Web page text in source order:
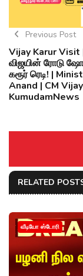
Previous Post
Vijay Karur Visit
விஜயின் ரோடு
கரூர் ரெடி! |
Anand | CM
KumudamNews
RELATED
வீடியோ ஸ்டோரி